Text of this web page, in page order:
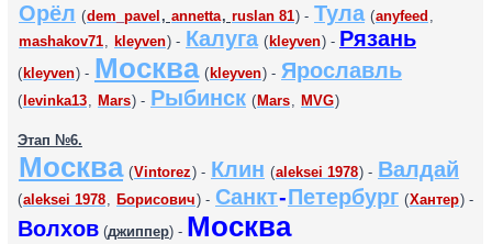
Орёл (dem_pavel , annetta, ruslan 81) - Тула (anyfeed ,
mashakov71, kleyven) - Калуга ( kleyven) - Рязань
( kleyven) - Москва ( kleyven) - Ярославль
( levinka13, Mars) - Рыбинск ( Mars, MVG)
Этап №6.
Москва (Vintorez) - Клин (aleksei 1978) - Валдай
(aleksei 1978, Борисович) - Санкт-Петербург (Хантер) -
Волхов (джиппер) - Москва